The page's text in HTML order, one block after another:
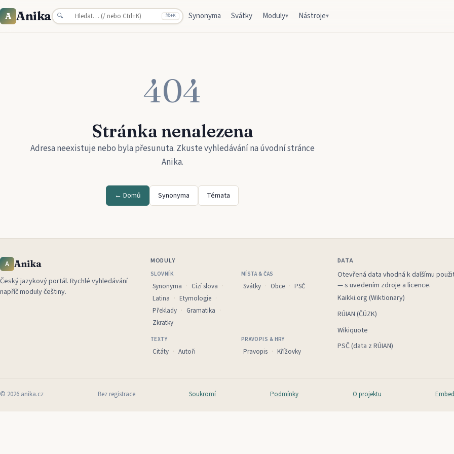
A Anika 🔍 ⌘+K Synonyma Svátky Moduly▾ Nástroje▾
404
Stránka nenalezena
Adresa neexistuje nebo byla přesunuta. Zkuste vyhledávání na úvodní stránce
Anika.
← Domů Synonyma Témata
A Anika
Český jazykový portál. Rychlé vyhledávání
napříč moduly češtiny.
MODULY
SLOVNÍK
Synonyma
Cizí slova
Latina
Etymologie
Překlady
Gramatika
Zkratky
MÍSTA & ČAS
Svátky Obce PSČ
TEXTY
Citáty Autoři
PRAVOPIS & HRY
Pravopis Křížovky
DATA
Otevřená data vhodná k dalšímu
— s uvedením zdroje a licence.
Kaikki.org (Wiktionary)
RÚIAN (ČÚZK)
Wikiquote
PSČ (data z RÚIAN)
© 2026 anika.cz Bez registrace Soukromí Podmínky O projektu